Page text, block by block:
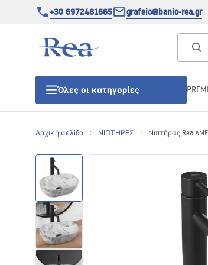
+30 6972481665 grafeio@banio-rea.gr
Όλες οι κατηγορίες
Πόρτες ντουζίερας
ΒΑΣΕΙΣ ΝΤΟΥΖΙΕΡΑΣ
ΣΙΦΩΝΙΑ ΔΑΠΕΔΟΥ
Αρχική σελίδα ΝΙΠΤΗΡΕΣ Νιπτήρας Rea